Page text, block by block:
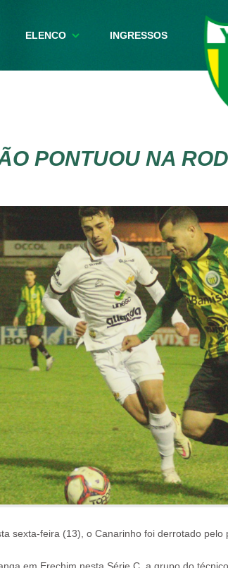
ELENCO INGRESSOS
PONTUOU NA
sexta-feira (13), o Canarinho foi derrotado
em Erechim nesta Série C, a grupo do